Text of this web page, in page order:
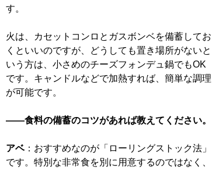
す。
火は、カセットコンロとガスボンベを備蓄してお
くといいのですが、どうしても置き場所がないと
いう方は、小さめのチーズフォンデュ鍋でもOK
です。キャンドルなどで加熱すれば、簡単な調理
が可能です。
――食料の備蓄のコツがあれば教えてください。
アベ：おすすめなのが「ローリングストック法」
です。特別な非常食を別に用意するのではなく、